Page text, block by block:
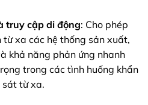
truy cập di động: Cho phép
xa các hệ thống sản xuất,
khả năng phản ứng nhanh
trong các tình huống khẩn
sát từ xa.